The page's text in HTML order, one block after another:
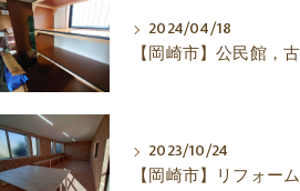
2024/04/18
2023/10/24